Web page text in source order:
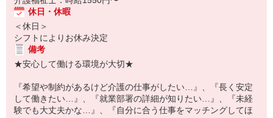
休日・休暇
＜休日＞
シフトによりお休み決定
備考
★安心して働ける環境が大切★
『希望や制約があるけど介護の仕事がしたい…』、『長く安定
して働きたい…』、『就業部署の詳細が知りたい…』、『未経
験でも大丈夫かな…』、『自分に合う仕事をマッチングしてほ